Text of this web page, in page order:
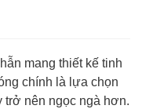
mang thiết kế tinh
chính là lựa chọn
trở nên ngọc ngà hơn.